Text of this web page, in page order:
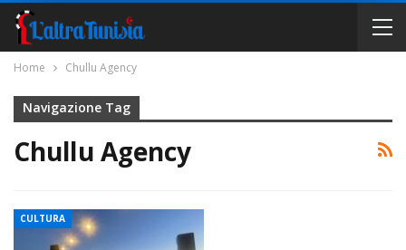
Home Chullu Agency
Navigazione Tag
Chullu Agency
CULTURA